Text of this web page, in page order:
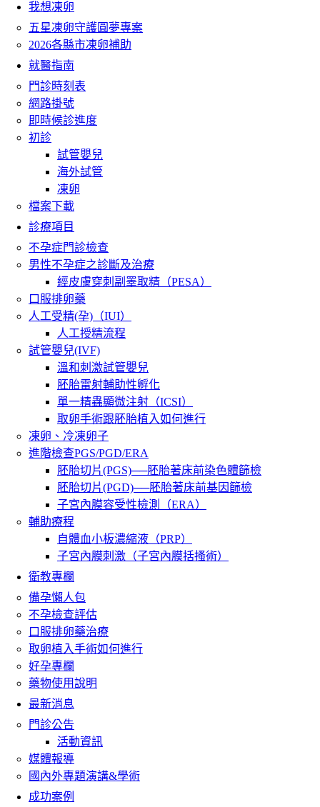
我想凍卵
五星凍卵守護圓夢專案
2026各縣市凍卵補助
就醫指南
門診時刻表
網路掛號
即時候診進度
初診
試管嬰兒
海外試管
凍卵
檔案下載
診療項目
不孕症門診檢查
男性不孕症之診斷及治療
經皮膚穿刺副睪取精（PESA）
口服排卵藥
人工受精(孕)（IUI）
人工授精流程
試管嬰兒(IVF)
溫和刺激試管嬰兒
胚胎雷射輔助性孵化
單一精蟲顯微注射（ICSI）
取卵手術跟胚胎植入如何進行
凍卵、冷凍卵子
進階檢查PGS/PGD/ERA
胚胎切片(PGS)──胚胎著床前染色體篩檢
胚胎切片(PGD)──胚胎著床前基因篩檢
子宮內膜容受性檢測（ERA）
輔助療程
自體血小板濃縮液（PRP）
子宮內膜刺激（子宮內膜括搔術）
衛教專欄
備孕懶人包
不孕檢查評估
口服排卵藥治療
取卵植入手術如何進行
好孕專欄
藥物使用說明
最新消息
門診公告
活動資訊
媒體報導
國內外專題演講&學術
成功案例